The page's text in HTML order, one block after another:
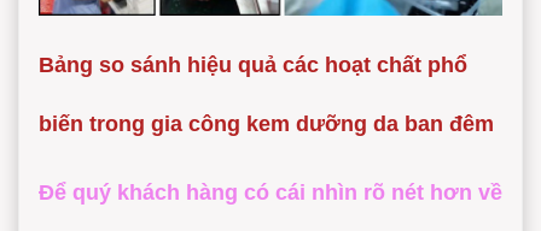
Bảng so sánh hiệu quả các hoạt chất phổ
biến trong gia công kem dưỡng da ban đêm
Để quý khách hàng có cái nhìn rõ nét hơn về